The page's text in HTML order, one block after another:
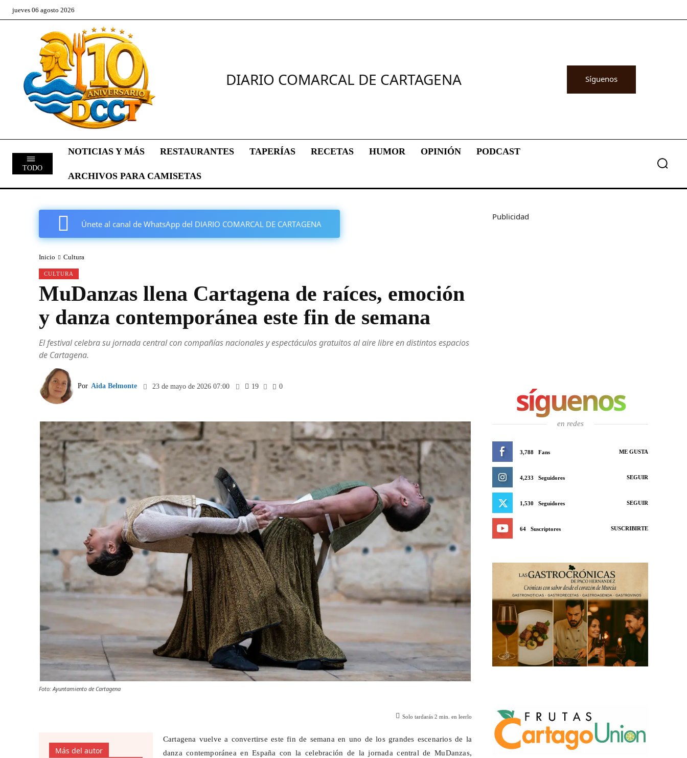
jueves 06 agosto 2026
DIARIO COMARCAL DE CARTAGENA Síguenos
TODO
NOTICIAS Y MÁS RESTAURANTES TAPERÍAS RECETAS HUMOR OPINIÓN PODCAST
ARCHIVOS PARA CAMISETAS
Únete al canal de WhatsApp del DIARIO COMARCAL DE CARTAGENA
Inicio Cultura
CULTURA
MuDanzas llena Cartagena de raíces, emoción
y danza contemporánea este fin de semana
El festival celebra su jornada central con compañías nacionales y espectáculos gratuitos al aire libre en distintos espacios
de Cartagena.
Por Aida Belmonte 23 de mayo de 2026 07:00 19 0
Foto: Ayuntamiento de Cartagena
Solo tardarás2 min. en leerlo
Más del autor
Cartagena vuelve a convertirse este fin de semana en uno de los grandes escenarios de la
danza contemporánea en España con la celebración de la jornada central deMuDanzas,
Publicidad
síguenos
en redes
3,788 Fans ME GUSTA
4,233 Seguidores SEGUIR
1,530 Seguidores SEGUIR
64 Suscriptores SUSCRIBIRTE